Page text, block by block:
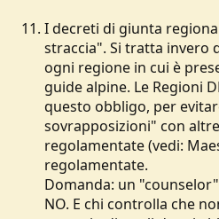
I decreti di giunta
straccia". Si tratta invero
ogni regione in cui è
guide alpine. Le Regioni
questo obbligo, per
sovrapposizioni" con
regolamentate (vedi:
regolamentate.
Domanda: un
NO. E chi controlla che